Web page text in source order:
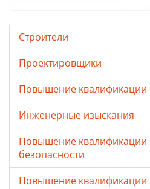
Строители
Проектировщики
Повышение квалификации
Инженерные изыскания
Повышение
безопасности
Повышение квалификации